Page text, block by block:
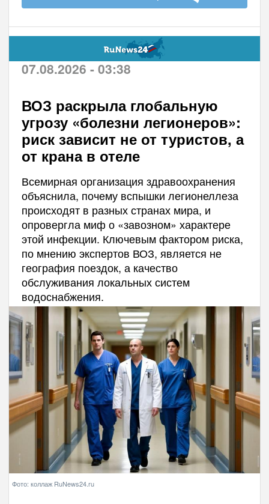
07.08.2026 - 03:38
ВОЗ раскрыла глобальную
угрозу «болезни легионеров»:
риск зависит не от туристов, а
от крана в отеле
Всемирная организация здравоохранения
объяснила, почему вспышки легионеллеза
происходят в разных странах мира, и
опровергла миф о «завозном» характере
этой инфекции. Ключевым фактором риска,
по мнению экспертов ВОЗ, является не
география поездок, а качество
обслуживания локальных систем
водоснабжения.
Фото: коллаж RuNews24.ru